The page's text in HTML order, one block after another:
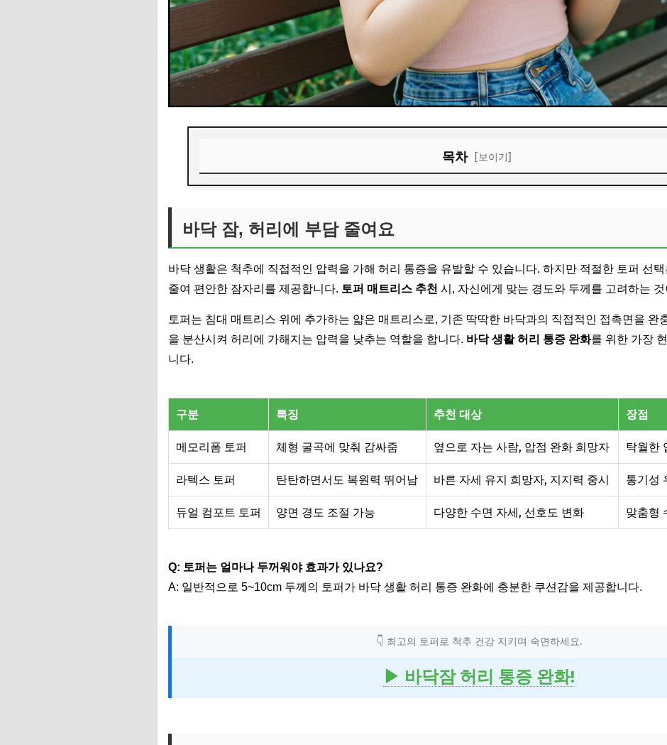
목차 [보이기]
나에게 맞는 토퍼 고르는 법
꿀잠 부르는 토퍼 활용 팁
오래 쓸 토퍼 관리법
자주 묻는 질문
바닥 잠, 허리에 부담 줄여요
바닥 생활은 척추에 직접적인 압력을 가해 허리 통증을 유발할 수 있습니다. 하지만 적절한 토퍼 선택
줄여 편안한 잠자리를 제공합니다. 토퍼 매트리스 추천 시, 자신에게 맞는 경도와 두께를 고려하는
토퍼는 침대 매트리스 위에 추가하는 얇은 매트리스로, 기존 딱딱한 바닥과의 직접적인 접촉면을 완
을 분산시켜 허리에 가해지는 압력을 낮추는 역할을 합니다. 바닥 생활 허리 통증 완화를 위한 가장
니다.
구분 특징 추천 대상 장점
메모리폼 토퍼 체형 굴곡에 맞춰 감싸줌 옆으로 자는 사람, 압점 완화 희망자 탁월한
라텍스 토퍼 탄탄하면서도 복원력 뛰어남 바른 자세 유지 희망자, 지지력 중시 통기성
듀얼 컴포트 토퍼 양면 경도 조절 가능 다양한 수면 자세, 선호도 변화 맞춤형
Q: 토퍼는 얼마나 두꺼워야 효과가 있나요?
A: 일반적으로 5~10cm 두께의 토퍼가 바닥 생활 허리 통증 완화에 충분한 쿠션감을 제공합니다.
👇 최고의 토퍼로 척추 건강 지키며 숙면하세요.
▶ 바닥잠 허리 통증 완화!